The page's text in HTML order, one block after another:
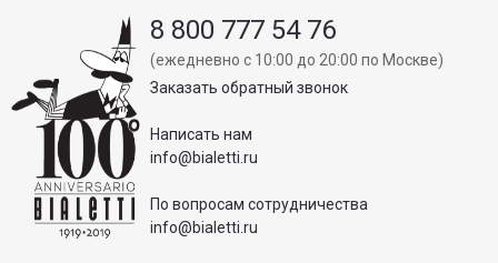
8 800 777 54 76
(ежедневно с 10:00 до 20:00 по Москве)
Заказать обратный звонок
Написать нам
info@bialetti.ru
По вопросам сотрудничества
info@bialetti.ru